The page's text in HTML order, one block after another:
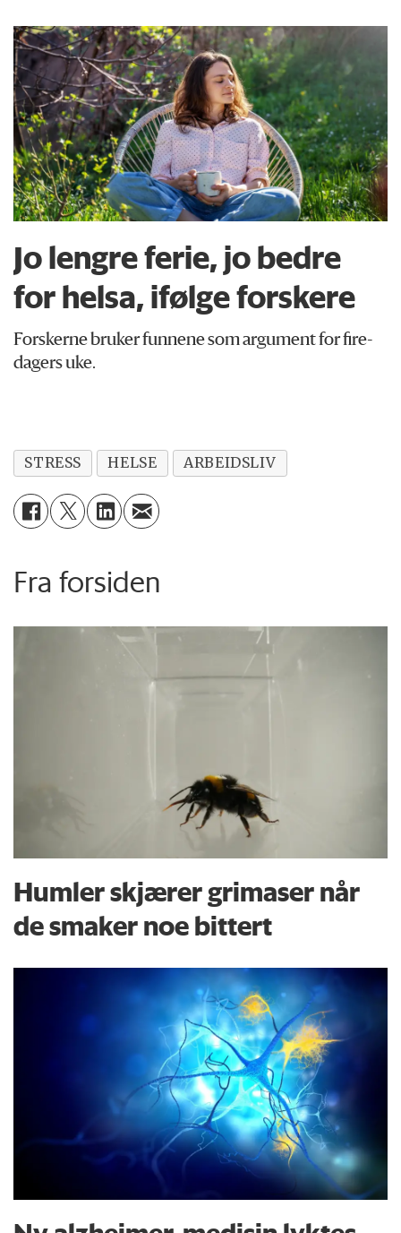
Jo lengre ferie, jo bedre
for helsa, ifølge forskere
Forskerne bruker funnene som argument for fire-
dagers uke.
STRESS HELSE ARBEIDSLIV
Fra forsiden
Humler skjærer grimaser når
de smaker noe bittert